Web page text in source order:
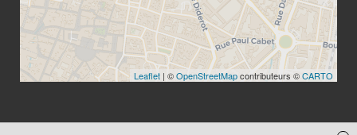
Leaflet | ©OpenStreetMapcontributeurs ©CARTO